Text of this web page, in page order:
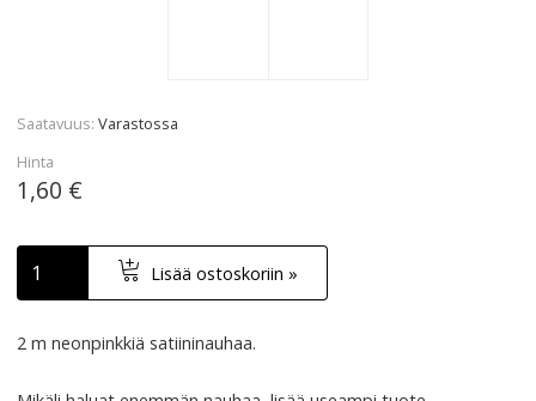
Saatavuus Varastossa
Hinta
1,60 €
Lisää ostoskoriin »
2 m neonpinkkiä satiininauhaa.